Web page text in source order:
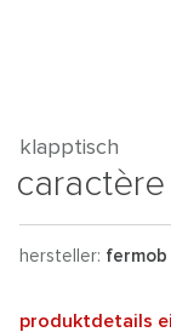
klapptisch
caractère
hersteller: fermob
produktdetails